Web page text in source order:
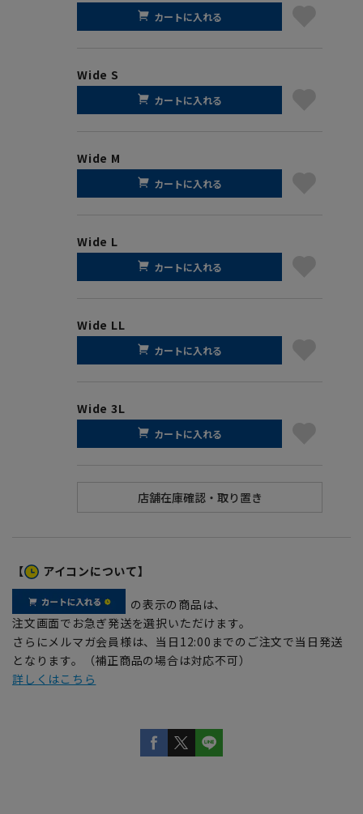
カートに入れる
Wide S
カートに入れる
Wide M
カートに入れる
Wide L
カートに入れる
Wide LL
カートに入れる
Wide 3L
カートに入れる
【 アイコンについて】
の表示の商品は、
注文画面でお急ぎ発送を選択いただけます。
さらにメルマガ会員様は、当日12:00までのご注文で当日発送
となります。（補正商品の場合は対応不可）
詳しくはこちら